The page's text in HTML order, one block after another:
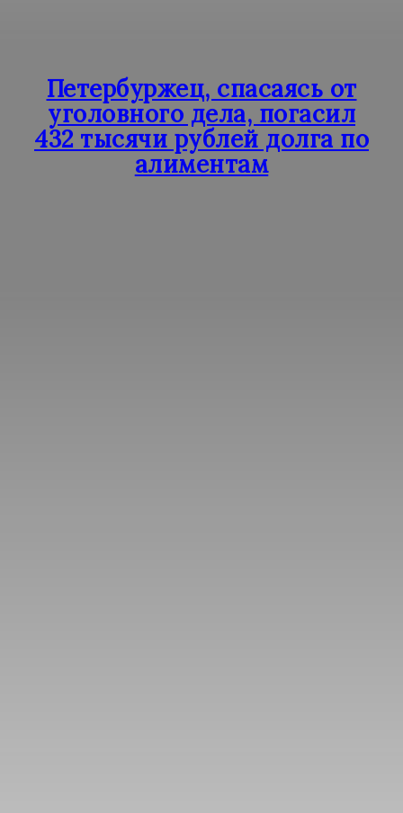
Петербуржец, спасаясь от
уголовного дела, погасил
432 тысячи рублей долга по
алиментам